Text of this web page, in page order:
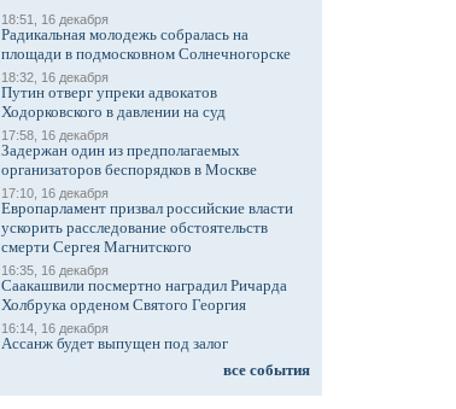
18:51, 16 декабря
Радикальная молодежь собралась на
площади в подмосковном Солнечногорске
18:32, 16 декабря
Путин отверг упреки адвокатов
Ходорковского в давлении на суд
17:58, 16 декабря
Задержан один из предполагаемых
организаторов беспорядков в Москве
17:10, 16 декабря
Европарламент призвал российские власти
ускорить расследование обстоятельств
смерти Сергея Магнитского
16:35, 16 декабря
Саакашвили посмертно наградил Ричарда
Холбрука орденом Святого Георгия
16:14, 16 декабря
Ассанж будет выпущен под залог
все события